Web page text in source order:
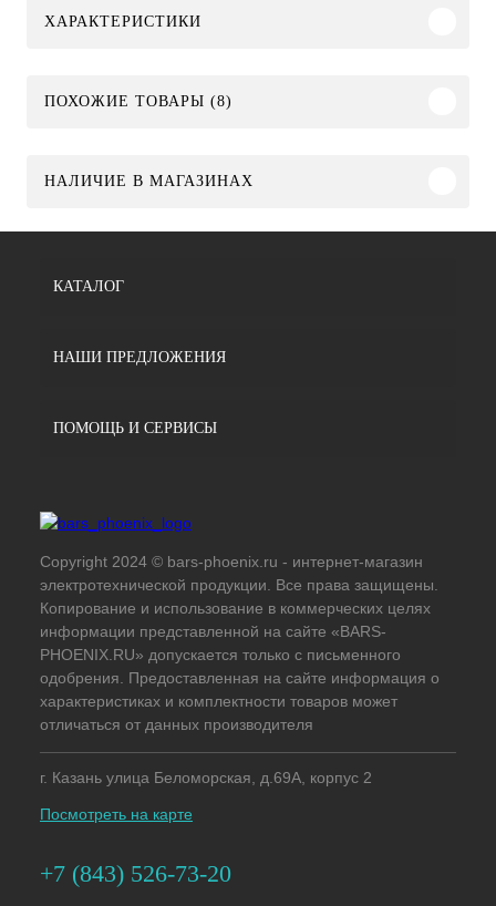
ХАРАКТЕРИСТИКИ
ПОХОЖИЕ ТОВАРЫ (8)
НАЛИЧИЕ В МАГАЗИНАХ
КАТАЛОГ
НАШИ ПРЕДЛОЖЕНИЯ
ПОМОЩЬ И СЕРВИСЫ
Copyright 2024 © bars-phoenix.ru - интернет-магазин
электротехнической продукции. Все права защищены.
Копирование и использование в коммерческих целях
информации представленной на сайте «BARS-
PHOENIX.RU» допускается только с письменного
одобрения. Предоставленная на сайте информация о
характеристиках и комплектности товаров может
отличаться от данных производителя
г. Казань улица Беломорская, д.69А, корпус 2
Посмотреть на карте
+7 (843) 526-73-20